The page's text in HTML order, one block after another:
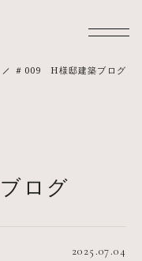
＃009 H様邸建築ブログ
ログ
2025.07.04